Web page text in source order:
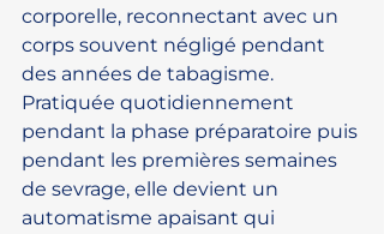
corporelle, reconnectant avec un
corps souvent négligé pendant
des années de tabagisme.
Pratiquée quotidiennement
pendant la phase préparatoire puis
pendant les premières semaines
de sevrage, elle devient un
automatisme apaisant qui